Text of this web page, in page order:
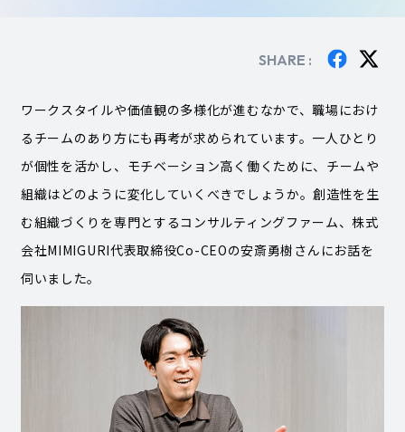
SHARE :
ワークスタイルや価値観の多様化が進むなかで、職場におけ
るチームのあり方にも再考が求められています。一人ひとり
が個性を活かし、モチベーション高く働くために、チームや
組織はどのように変化していくべきでしょうか。創造性を生
む組織づくりを専門とするコンサルティングファーム、株式
会社MIMIGURI代表取締役Co-CEOの安斎勇樹さんにお話を
伺いました。